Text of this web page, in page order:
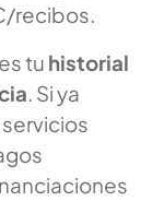
recibos.
tu historial
. Si ya